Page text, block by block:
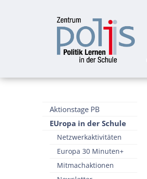
Aktionstage PB
EUropa in der Schule
Netzwerkaktivitäten
Europa 30 Minuten+
Mitmachaktionen